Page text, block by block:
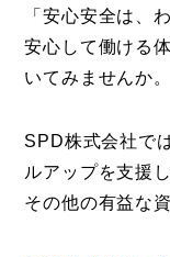
「安心安全は、
安心して働ける
いてみませんか。
SPD株式会社で
ルアップを支援
その他の有益な